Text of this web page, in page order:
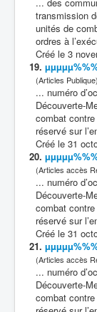
transmission
unités de
ordres à
Créé le 3
19.
(Articles Publique)
... numéro
Découverte-
combat
réservé sur
Créé le 31
20.
(Articles accès
... numéro
Découverte-
combat
réservé sur
Créé le 31
21.
(Articles accès
... numéro
Découverte-
combat